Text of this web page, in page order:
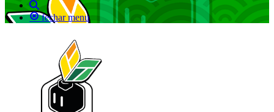
fechar menu